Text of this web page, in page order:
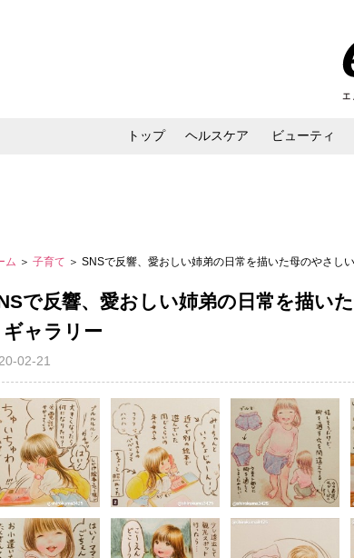
トップ ヘルスケア ビューティ
ム ＞ 子育て ＞ SNSで反響、愛おしい姉弟の日常を描いた母のやさし
で反響、愛おしい姉弟の日常を描い
ギャラリー
02-21